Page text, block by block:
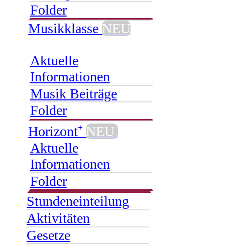
Folder
Musikklasse NEU
Aktuelle
Informationen
Musik Beiträge
Folder
Horizont⁺ NEU
Aktuelle
Informationen
Folder
Stundeneinteilung
Aktivitäten
Gesetze